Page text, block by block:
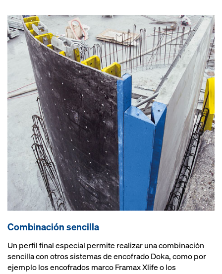
Combinación sencilla
Un perfil final especial permite realizar una combinación
sencilla con otros sistemas de encofrado Doka, como por
ejemplo los encofrados marco Framax Xlife o los